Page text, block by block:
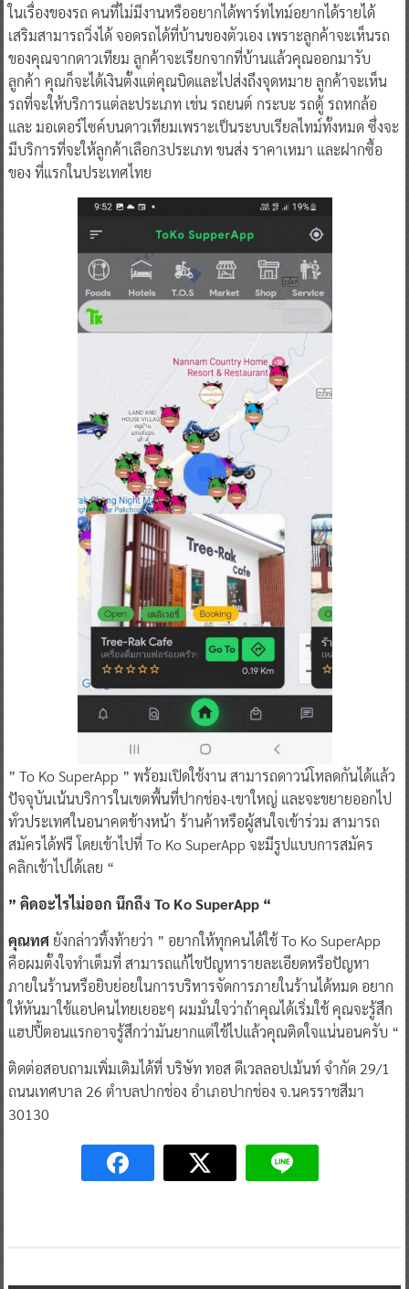
ในเรื่องของรถ คนที่ไม่มีงานหรืออยากได้พาร์ทไทม์อยากได้รายได้
เสริมสามารถวิ่งได้ จอดรถได้ที่บ้านของตัวเอง เพราะลูกค้าจะเห็นรถ
ของคุณจากดาวเทียม ลูกค้าจะเรียกจากที่บ้านแล้วคุณออกมารับ
ลูกค้า คุณก็จะได้เงินตั้งแต่คุณบิดและไปส่งถึงจุดหมาย ลูกค้าจะเห็น
รถที่จะให้บริการแต่ละประเภท เช่น รถยนต์ กระบะ รถตู้ รถหกล้อ
และ มอเตอร์ไซค์บนดาวเทียมเพราะเป็นระบบเรียลไทม์ทั้งหมด ซึ่งจะ
มีบริการที่จะให้ลูกค้าเลือก3ประเภท ขนส่ง ราคาเหมา และฝากซื้อ
ของ ที่แรกในประเทศไทย
” To Ko SuperApp ” พร้อมเปิดใช้งาน สามารถดาวน์โหลดกันได้แล้ว
ปัจจุบันเน้นบริการในเขตพื้นที่ปากช่อง-เขาใหญ่ และจะขยายออกไป
ทั่วประเทศในอนาคตข้างหน้า ร้านค้าหรือผู้สนใจเข้าร่วม สามารถ
สมัครได้ฟรี โดยเข้าไปที่ To Ko SuperApp จะมีรูปแบบการสมัคร
คลิกเข้าไปได้เลย “
” คิดอะไรไม่ออก นึกถึง To Ko SuperApp “
คุณทศยังกล่าวทิ้งท้ายว่า ” อยากให้ทุกคนได้ใช้ To Ko SuperApp
คือผมตั้งใจทำเต็มที่ สามารถแก้ไขปัญหารายละเอียดหรือปัญหา
ภายในร้านหรือยิบย่อยในการบริหารจัดการภายในร้านได้หมด อยาก
ให้หันมาใช้แอปคนไทยเยอะๆ ผมมั่นใจว่าถ้าคุณได้เริ่มใช้ คุณจะรู้สึก
แฮปปี้ตอนแรกอาจรู้สึกว่ามันยากแต่ใช้ไปแล้วคุณติดใจแน่นอนครับ “
ติดต่อสอบถามเพิ่มเติมได้ที่ บริษัท ทอส ดีเวลลอปเม้นท์ จำกัด 29/1
ถนนเทศบาล 26 ตำบลปากช่อง อำเภอปากช่อง จ.นครราชสีมา
30130